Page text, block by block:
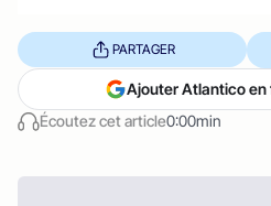
Écoutez cet article0:00min
PARTAGER
Ajouter Atlantico en